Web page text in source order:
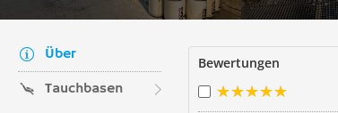
Über
Tauchbasen
Bewertungen